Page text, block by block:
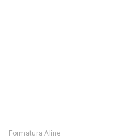
Formatura Aline